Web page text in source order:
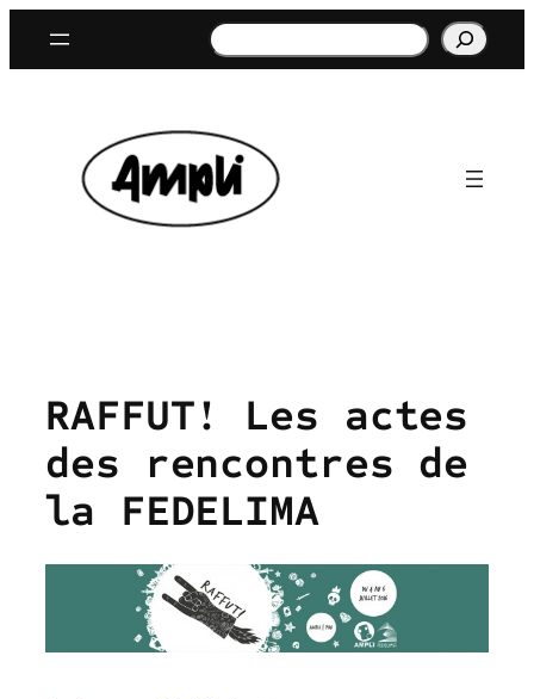
Rechercher
RAFFUT! Les actes
des rencontres de
la FEDELIMA